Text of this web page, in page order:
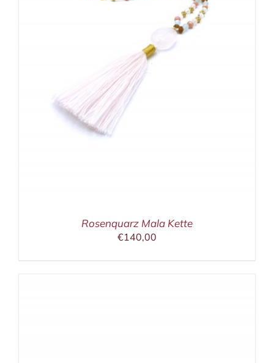
Rosenquarz Mala Kette
€140,00